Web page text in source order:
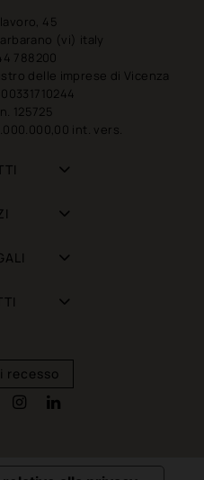
45
(vi) italy
788200
delle imprese di Vicenza
125725
int. vers.
recesso